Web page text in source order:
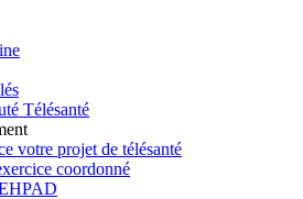
Télésanté
votre projet de télésanté
coordonné